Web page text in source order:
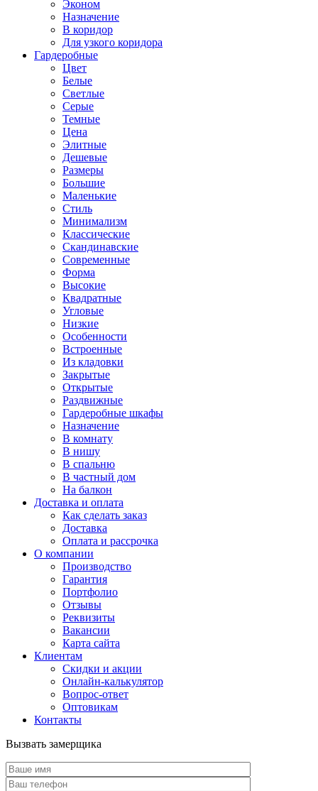
Эконом
Назначение
В коридор
Для узкого коридора
Гардеробные
Цвет
Белые
Светлые
Серые
Темные
Цена
Элитные
Дешевые
Размеры
Большие
Маленькие
Стиль
Минимализм
Классические
Скандинавские
Современные
Форма
Высокие
Квадратные
Угловые
Низкие
Особенности
Встроенные
Из кладовки
Закрытые
Открытые
Раздвижные
Гардеробные шкафы
Назначение
В комнату
В нишу
В спальню
В частный дом
На балкон
Доставка и оплата
Как сделать заказ
Доставка
Оплата и рассрочка
О компании
Производство
Гарантия
Портфолио
Отзывы
Реквизиты
Вакансии
Карта сайта
Клиентам
Скидки и акции
Онлайн-калькулятор
Вопрос-ответ
Оптовикам
Контакты
Вызвать замерщика